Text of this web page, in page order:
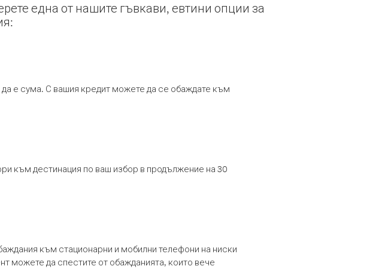
една от нашите гъвкави, евтини опции за
е сума. С вашия кредит можете да се обаждате към
към дестинация по ваш избор в продължение на 30
към стационарни и мобилни телефони на ниски
можете да спестите от обажданията, които вече